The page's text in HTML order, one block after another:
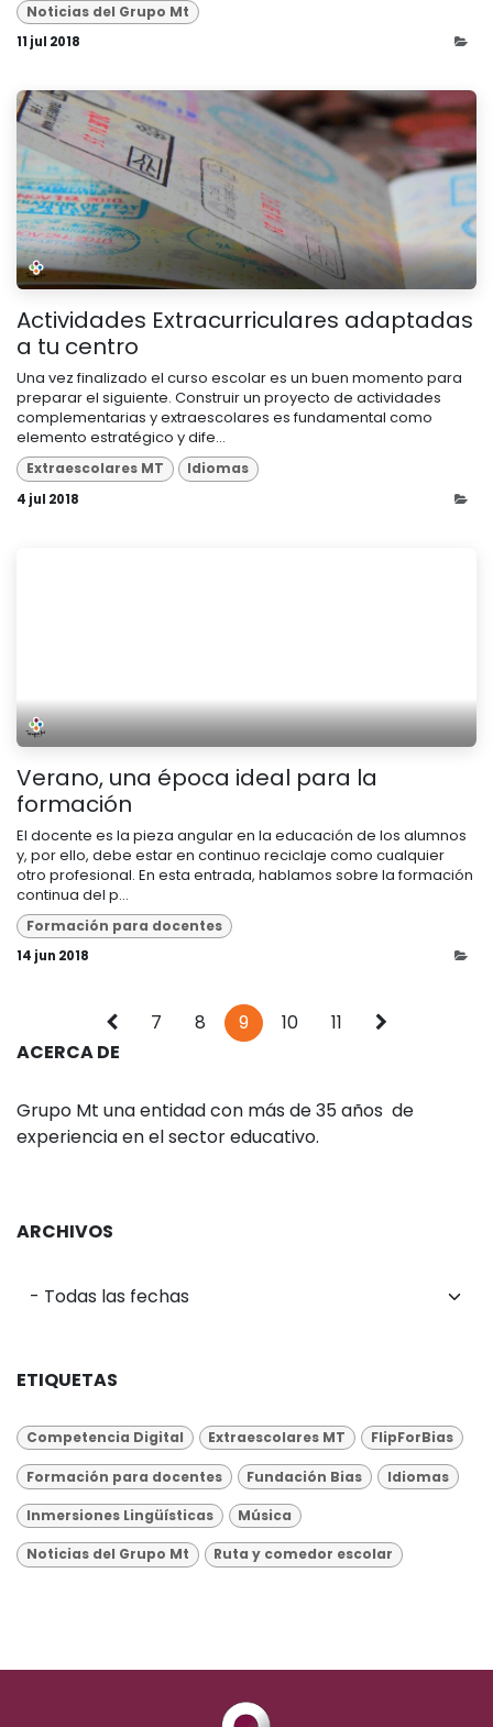
Noticias del Grupo Mt
11 jul 2018
Actividades Extracurriculares adaptadas
a tu centro
Una vez finalizado el curso escolar es un buen momento para
preparar el siguiente. Construir un proyecto de actividades
complementarias y extraescolares es fundamental como
elemento estratégico y dife...
Extraescolares MT Idiomas
4 jul 2018
Verano, una época ideal para la
formación
El docente es la pieza angular en la educación de los alumnos
y, por ello, debe estar en continuo reciclaje como cualquier
otro profesional. En esta entrada, hablamos sobre la formación
continua del p...
Formación para docentes
14 jun 2018
7 8 9 10
11
ACERCA DE
Grupo Mt una entidad con más de 35 años de
experiencia en el sector educativo.
ARCHIVOS
ETIQUETAS
Competencia Digital Extraescolares MT FlipForBias
Formación para docentes Fundación Bias Idiomas
Inmersiones Lingüísticas Música
Noticias del Grupo Mt Ruta y comedor escolar